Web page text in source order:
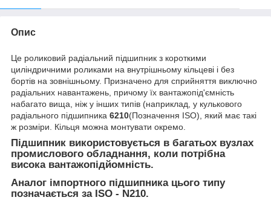
Опис
Це роликовий радіальний підшипник з короткими
циліндричними роликами на внутрішньому кільцеві і без
бортів на зовнішньому. Призначено для сприйняття виключно
радіальних навантажень, причому їх вантажопід'ємність
набагато вища, ніж у інших типів (наприклад, у кулькового
радіального підшипника 6210(Позначення ISO), який має такі
ж розміри. Кільця можна монтувати окремо.
Підшипник використовується в багатьох вузлах
промислового обладнання, коли потрібна
висока вантажопідйомність.
Аналог імпортного підшипника цього типу
позначається за ISO - N210.